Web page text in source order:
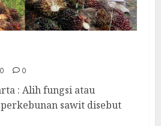
0
: Alih fungsi atau
sawit disebut